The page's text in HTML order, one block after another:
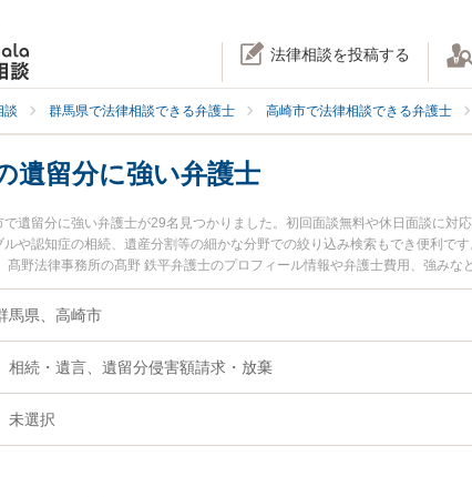
法律相談を投稿する
談 群馬県で法律相談できる弁護士 高崎市で法律相談できる弁護士
遺留分に強い弁護士
で遺留分に強い弁護士が29名見つかりました。初回面談無料や休日面談に
ルや認知症の相続、遺産分割等の細かな分野での絞り込み検索もでき便利で
髙野法律事務所の髙野 鉄平弁護士のプロフィール情報や弁護士費用、強み
したい』『遺留分のトラブル解決の実績豊富な近くの弁護士を検索したい』
さんにおすすめです。
馬県、高崎市
相続・遺言、遺留分侵害額請求・放棄
未選択